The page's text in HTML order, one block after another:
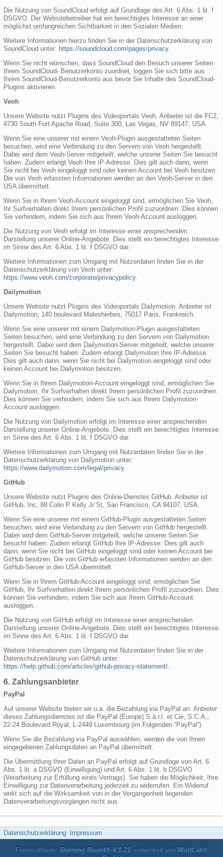
Die Nutzung von SoundCloud erfolgt auf Grundlage des Art. 6 Abs. 1 lit. f
DSGVO. Der Websitebetreiber hat ein berechtigtes Interesse an einer
möglichst umfangreichen Sichtbarkeit in den Sozialen Medien.
Weitere Informationen hierzu finden Sie in der Datenschutzerklärung von
SoundCloud unter: https://soundcloud.com/pages/privacy.
Wenn Sie nicht wünschen, dass SoundCloud den Besuch unserer Seiten
Ihrem SoundCloud- Benutzerkonto zuordnet, loggen Sie sich bitte aus
Ihrem SoundCloud-Benutzerkonto aus bevor Sie Inhalte des SoundCloud-
Plugins aktivieren.
Veoh
Unsere Website nutzt Plugins des Videoportals Veoh. Anbieter ist die FC2,
4730 South Fort Apache Road, Suite 300, Las Vegas, NV 89147, USA.
Wenn Sie eine unserer mit einem Veoh-Plugin ausgestatteten Seiten
besuchen, wird eine Verbindung zu den Servern von Veoh hergestellt.
Dabei wird dem Veoh-Server mitgeteilt, welche unserer Seiten Sie besucht
haben. Zudem erlangt Veoh Ihre IP-Adresse. Dies gilt auch dann, wenn
Sie nicht bei Veoh eingeloggt sind oder keinen Account bei Veoh besitzen.
Die von Veoh erfassten Informationen werden an den Veoh-Server in den
USA übermittelt.
Wenn Sie in Ihrem Veoh-Account eingeloggt sind, ermöglichen Sie Veoh,
Ihr Surfverhalten direkt Ihrem persönlichen Profil zuzuordnen. Dies können
Sie verhindern, indem Sie sich aus Ihrem Veoh-Account ausloggen.
Die Nutzung von Veoh erfolgt im Interesse einer ansprechenden
Darstellung unserer Online-Angebote. Dies stellt ein berechtigtes Interesse
im Sinne des Art. 6 Abs. 1 lit. f DSGVO dar.
Weitere Informationen zum Umgang mit Nutzerdaten finden Sie in der
Datenschutzerklärung von Veoh unter:
https://www.veoh.com/corporate/privacypolicy.
Dailymotion
Unsere Website nutzt Plugins des Videoportals Dailymotion. Anbieter ist
Dailymotion, 140 boulevard Malesherbes, 75017 Paris, Frankreich.
Wenn Sie eine unserer mit einem Dailymotion-Plugin ausgestatteten
Seiten besuchen, wird eine Verbindung zu den Servern von Dailymotion
hergestellt. Dabei wird dem Dailymotion-Server mitgeteilt, welche unserer
Seiten Sie besucht haben. Zudem erlangt Dailymotion Ihre IP-Adresse.
Dies gilt auch dann, wenn Sie nicht bei Dailymotion eingeloggt sind oder
keinen Account bei Dailymotion besitzen.
Wenn Sie in Ihrem Dailymotion-Account eingeloggt sind, ermöglichen Sie
Dailymotion, Ihr Surfverhalten direkt Ihrem persönlichen Profil zuzuordnen.
Dies können Sie verhindern, indem Sie sich aus Ihrem Dailymotion-
Account ausloggen.
Die Nutzung von Dailymotion erfolgt im Interesse einer ansprechenden
Darstellung unserer Online-Angebote. Dies stellt ein berechtigtes Interesse
im Sinne des Art. 6 Abs. 1 lit. f DSGVO dar.
Weitere Informationen zum Umgang mit Nutzerdaten finden Sie in der
Datenschutzerklärung von Dailymotion unter:
https://www.dailymotion.com/legal/privacy.
GitHub
Unsere Website nutzt Plugins des Online-Dienstes GitHub. Anbieter ist
GitHub, Inc, 88 Colin P Kelly Jr St, San Francisco, CA 94107, USA.
Wenn Sie eine unserer mit einem GitHub-Plugin ausgestatteten Seiten
besuchen, wird eine Verbindung zu den Servern von GitHub hergestellt.
Dabei wird dem GitHub-Server mitgeteilt, welche unserer Seiten Sie
besucht haben. Zudem erlangt GitHub Ihre IP-Adresse. Dies gilt auch
dann, wenn Sie nicht bei GitHub eingeloggt sind oder keinen Account bei
GitHub besitzen. Die von GitHub erfassten Informationen werden an den
GitHub-Server in den USA übermittelt.
Wenn Sie in Ihrem GitHub-Account eingeloggt sind, ermöglichen Sie
GitHub, Ihr Surfverhalten direkt Ihrem persönlichen Profil zuzuordnen. Dies
können Sie verhindern, indem Sie sich aus Ihrem GitHub-Account
ausloggen.
Die Nutzung von GitHub erfolgt im Interesse einer ansprechenden
Darstellung unserer Online-Angebote. Dies stellt ein berechtigtes Interesse
im Sinne des Art. 6 Abs. 1 lit. f DSGVO dar.
Weitere Informationen zum Umgang mit Nutzerdaten finden Sie in der
Datenschutzerklärung von GitHub unter:
https://help.github.com/articles/github-privacy-statement/
6. Zahlungsanbieter
PayPal
Auf unserer Website bieten wir u.a. die Bezahlung via PayPal an. Anbieter
dieses Zahlungsdienstes ist die PayPal (Europe) S.à.r.l. et Cie, S.C.A.,
22-24 Boulevard Royal, L-2449 Luxembourg (im Folgenden “PayPal”).
Wenn Sie die Bezahlung via PayPal auswählen, werden die von Ihnen
eingegebenen Zahlungsdaten an PayPal übermittelt.
Die Übermittlung Ihrer Daten an PayPal erfolgt auf Grundlage von Art. 6
Abs. 1 lit. a DSGVO (Einwilligung) und Art. 6 Abs. 1 lit. b DSGVO
(Verarbeitung zur Erfüllung eines Vertrags). Sie haben die Möglichkeit, Ihre
Einwilligung zur Datenverarbeitung jederzeit zu widerrufen. Ein Widerruf
wirkt sich auf die Wirksamkeit von in der Vergangenheit liegenden
Datenverarbeitungsvorgängen nicht aus.
Datenschutzerklärung Impressum
Forensoftware: Burning Board® 4.1.21, entwickelt von WoltLab®